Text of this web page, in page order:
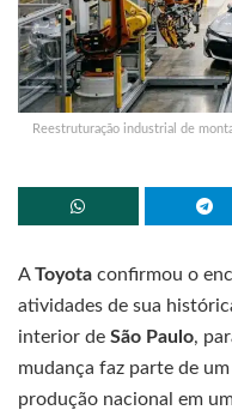
Reestruturação industrial de
AToyota confirmou o
atividades de sua
interior de São Paulo,
mudança faz parte de
produção nacional em